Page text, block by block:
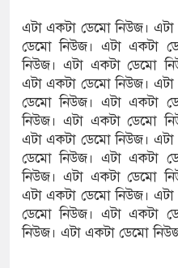
এটা একটা ডেমো নিউজ।
ডেমো নিউজ। এটা একটা
নিউজ। এটা একটা ডেমো
এটা একটা ডেমো নিউজ।
ডেমো নিউজ। এটা একটা
নিউজ। এটা একটা ডেমো
এটা একটা ডেমো নিউজ।
ডেমো নিউজ। এটা একটা
নিউজ। এটা একটা ডেমো
এটা একটা ডেমো নিউজ।
ডেমো নিউজ। এটা একটা
নিউজ। এটা একটা ডেমো